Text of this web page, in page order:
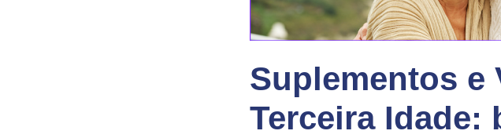
Suplementos e
Terceira Idade: